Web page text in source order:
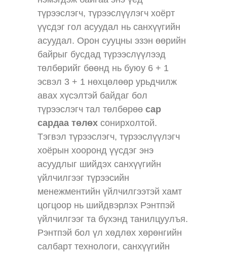
түрээслэгч, түрээслүүлэгч хоёрт
үүсдэг гол асуудал нь санхүүгийн
асуудал. Орон сууцны эзэн өөрийн
байрыг бусдад түрээслүүлээд
төлбөрийг бөөнд нь буюу 6 + 1
эсвэл 3 + 1 нөхцөлөөр урьдчилж
авах хүсэлтэй байдаг бол
түрээслэгч тал төлбөрөө сар
сардаа төлөх сонирхолтой.
Тэгвэл түрээслэгч, түрээслүүлэгч
хоёрын хооронд үүсдэг энэ
асуудлыг шийдэх санхүүгийн
үйлчилгээг түрээсийн
менежментийн үйлчилгээтэй хамт
цогцоор нь шийдвэрлэх Рэнтпэй
үйлчилгээг та бүхэнд танилцуулъя.
Рэнтпэй бол үл хөдлөх хөрөнгийн
салбарт технологи, санхүүгийн